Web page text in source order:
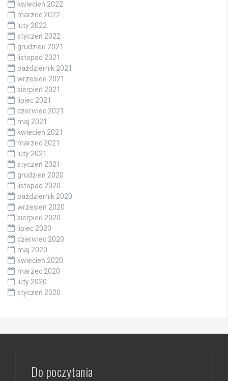
kwiecień 2022
marzec 2022
luty 2022
styczeń 2022
grudzień 2021
listopad 2021
październik 2021
wrzesień 2021
sierpień 2021
lipiec 2021
czerwiec 2021
maj 2021
kwiecień 2021
marzec 2021
luty 2021
styczeń 2021
grudzień 2020
listopad 2020
październik 2020
wrzesień 2020
sierpień 2020
lipiec 2020
czerwiec 2020
maj 2020
kwiecień 2020
marzec 2020
luty 2020
styczeń 2020
Do poczytania